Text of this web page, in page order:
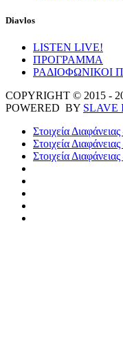
Diavlos
LISTEN LIVE!
ΠΡΟΓΡΑΜΜΑ
ΡΑΔΙΟΦΩΝΙΚΟΙ
COPYRIGHT © 2015 -
POWERED BY SLAVE
Στοιχεία
Στοιχεία
Στοιχεία